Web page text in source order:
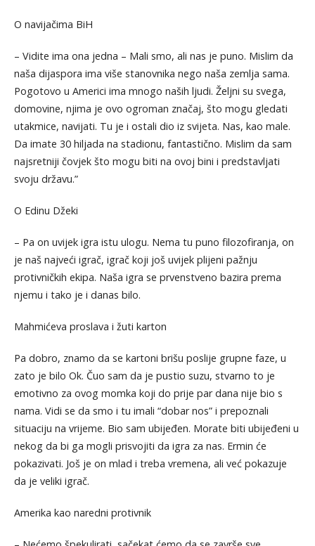
O navijačima BiH
– Vidite ima ona jedna – Mali smo, ali nas je puno. Mislim da
naša dijaspora ima više stanovnika nego naša zemlja sama.
Pogotovo u Americi ima mnogo naših ljudi. Željni su svega,
domovine, njima je ovo ogroman značaj, što mogu gledati
utakmice, navijati. Tu je i ostali dio iz svijeta. Nas, kao male.
Da imate 30 hiljada na stadionu, fantastično. Mislim da sam
najsretniji čovjek što mogu biti na ovoj bini i predstavljati
svoju državu.”
O Edinu Džeki
– Pa on uvijek igra istu ulogu. Nema tu puno filozofiranja, on
je naš najveći igrač, igrač koji još uvijek plijeni pažnju
protivničkih ekipa. Naša igra se prvenstveno bazira prema
njemu i tako je i danas bilo.
Mahmićeva proslava i žuti karton
Pa dobro, znamo da se kartoni brišu poslije grupne faze, u
zato je bilo Ok. Čuo sam da je pustio suzu, stvarno to je
emotivno za ovog momka koji do prije par dana nije bio s
nama. Vidi se da smo i tu imali “dobar nos” i prepoznali
situaciju na vrijeme. Bio sam ubijeđen. Morate biti ubijeđeni u
nekog da bi ga mogli prisvojiti da igra za nas. Ermin će
pokazivati. Još je on mlad i treba vremena, ali već pokazuje
da je veliki igrač.
Amerika kao naredni protivnik